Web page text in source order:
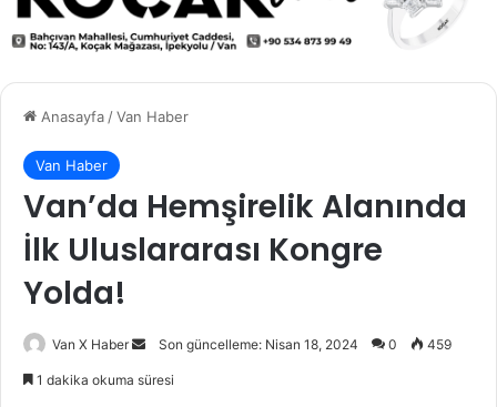
Anasayfa/Van Haber
Van Haber
Van’da Hemşirelik Alanında
İlk Uluslararası Kongre
Yolda!
Van X Haber
BirSon güncelleme: Nisan 18, 2024 0 459
1 dakika okuma süresi